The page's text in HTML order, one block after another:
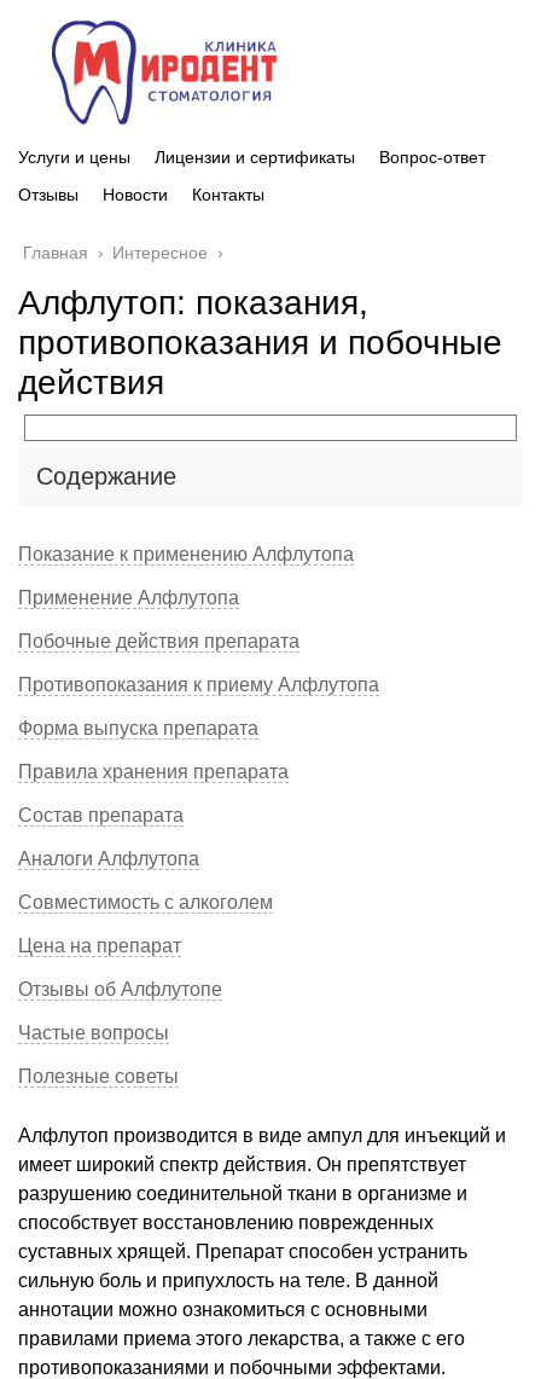
Услуги и цены Лицензии и сертификаты
Вопрос-ответ
Отзывы
Новости Контакты
Главная › Интересное ›
Алфлутоп: показания,
противопоказания и побочные
действия
Содержание
Показание к применению Алфлутопа
Применение Алфлутопа
Побочные действия препарата
Противопоказания к приему Алфлутопа
Форма выпуска препарата
Правила хранения препарата
Состав препарата
Аналоги Алфлутопа
Совместимость с алкоголем
Цена на препарат
Отзывы об Алфлутопе
Частые вопросы
Полезные советы
Алфлутоп производится в виде ампул для инъекций и
имеет широкий спектр действия. Он препятствует
разрушению соединительной ткани в организме и
способствует восстановлению поврежденных
суставных хрящей. Препарат способен устранить
сильную боль и припухлость на теле. В данной
аннотации можно ознакомиться с основными
правилами приема этого лекарства, а также с его
противопоказаниями и побочными эффектами.